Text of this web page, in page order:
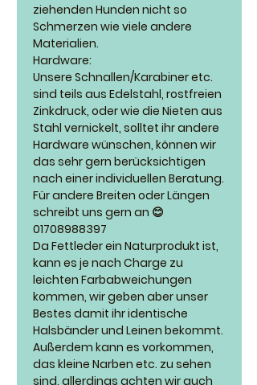
ziehenden Hunden nicht so
Schmerzen wie viele andere
Materialien.
Hardware:
Unsere Schnallen/Karabiner etc.
sind teils aus Edelstahl, rostfreien
Zinkdruck, oder wie die Nieten aus
Stahl vernickelt, solltet ihr andere
Hardware wünschen, können wir
das sehr gern berücksichtigen
nach einer individuellen Beratung.
Für andere Breiten oder Längen
schreibt uns gern an 😊
01708988397
Da Fettleder ein Naturprodukt ist,
kann es je nach Charge zu
leichten Farbabweichungen
kommen, wir geben aber unser
Bestes damit ihr identische
Halsbänder und Leinen bekommt.
Außerdem kann es vorkommen,
das kleine Narben etc. zu sehen
sind, allerdings achten wir auch